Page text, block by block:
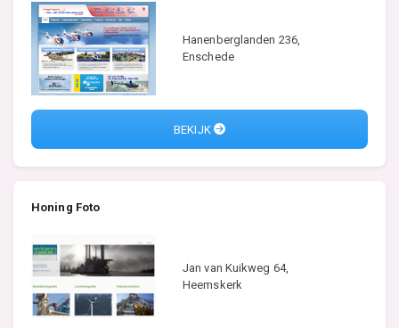
Hanenberglanden 236,
Enschede
BEKIJK
Honing Foto
Jan van Kuikweg 64,
Heemskerk